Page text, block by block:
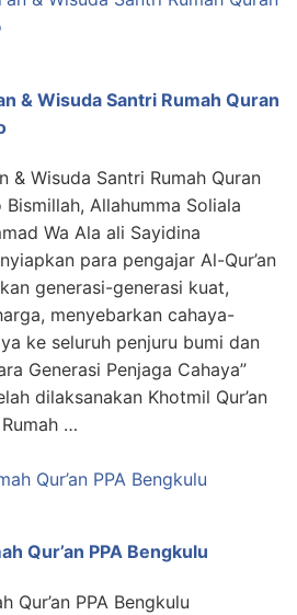
& Wisuda Santri Rumah Quran
& Wisuda Santri Rumah Quran
Allahumma Soliala
Wa Ala ali Sayidina
para pengajar Al-Qur’an
generasi-generasi kuat,
menyebarkan cahaya-
ke seluruh penjuru bumi dan
Generasi Penjaga Cahaya”
dilaksanakan Khotmil Qur’an
…
Qur’an PPA Bengkulu
Qur’an PPA Bengkulu